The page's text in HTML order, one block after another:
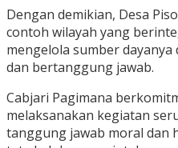
Dengan demikian, Desa
contoh wilayah yang
mengelola sumber
dan bertanggung jawab.
Cabjari Pagimana
melaksanakan kegiatan
tanggung jawab moral dan